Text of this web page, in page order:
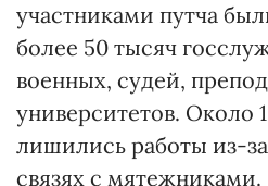
участниками путча
более 50 тысяч
военных, судей,
университетов. Около
лишились работы из-
связях с мятежниками.